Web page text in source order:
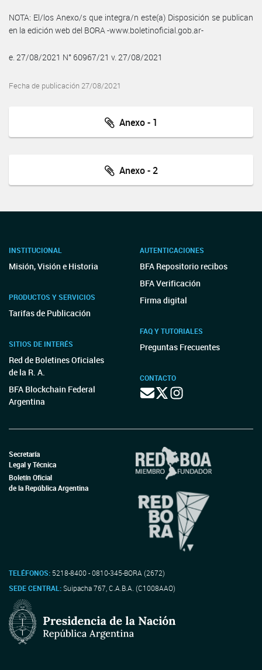
NOTA: El/los Anexo/s que integra/n este(a) Disposición se publican
en la edición web del BORA -www.boletinoficial.gob.ar-
e. 27/08/2021 N° 60967/21 v. 27/08/2021
Fecha de publicación 27/08/2021
Anexo - 1
Anexo - 2
INSTITUCIONAL
Misión, Visión e Historia
PRODUCTOS Y SERVICIOS
Tarifas de Publicación
SITIOS DE INTERÉS
Red de Boletines Oficiales
de la R. A.
BFA Blockchain Federal
Argentina
AUTENTICACIONES
BFA Repositorio recibos
BFA Verificación
Firma digital
FAQ Y TUTORIALES
Preguntas Frecuentes
CONTACTO
Secretaría
Legal y Técnica
Boletín Oficial
de la República Argentina
TELÉFONOS: 5218-8400 - 0810-345-BORA (2672)
SEDE CENTRAL:Suipacha 767, C.A.B.A. (C1008AAO)